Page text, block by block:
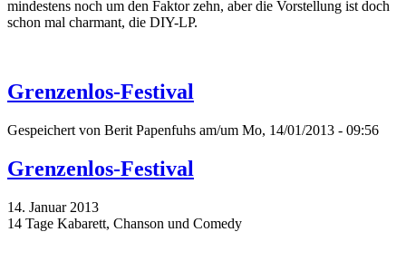
mindestens noch um den Faktor zehn, aber die Vorstellung ist doch
schon mal charmant, die DIY-LP.
Grenzenlos-Festival
Gespeichert von Berit Papenfuhs am/um Mo, 14/01/2013 - 09:56
Grenzenlos-Festival
14. Januar 2013
14 Tage Kabarett, Chanson und Comedy